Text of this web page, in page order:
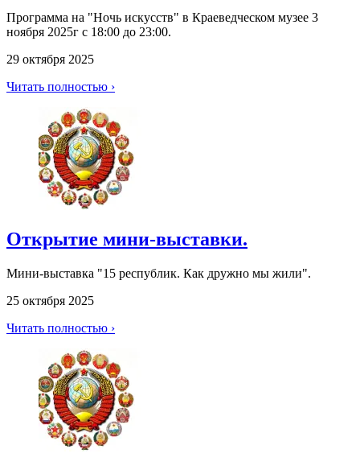
Программа на "Ночь искусств" в Краеведческом музее 3
ноября 2025г с 18:00 до 23:00.
29 октября 2025
Читать полностью ›
Открытие мини-выставки.
Мини-выставка "15 республик. Как дружно мы жили".
25 октября 2025
Читать полностью ›